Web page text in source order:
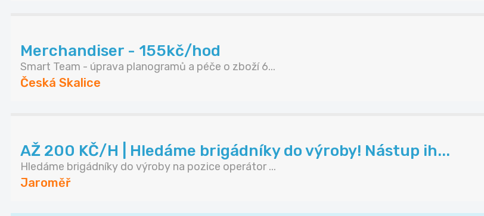
Merchandiser - 155kč/hod
Smart Team - úprava planogramů a péče o zboží 6...
Česká Skalice
AŽ 200 KČ/H | Hledáme brigádníky do výroby! Nástup ih...
Hledáme brigádníky do výroby na pozice operátor ...
Jaroměř